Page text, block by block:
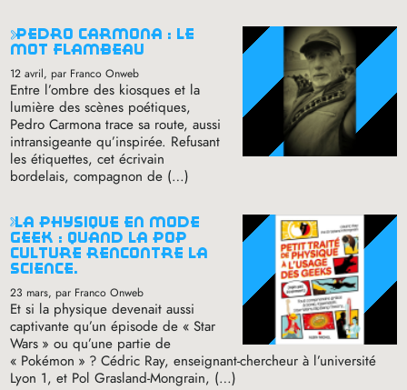
pedro carmona : le
mot flambeau
12 avril, par Franco Onweb
Entre l’ombre des kiosques et la
lumière des scènes poétiques,
Pedro Carmona trace sa route, aussi
intransigeante qu’inspirée. Refusant
les étiquettes, cet écrivain
bordelais, compagnon de (…)
la physique en mode
geek : quand la pop
culture rencontre la
science.
23 mars, par Franco Onweb
Et si la physique devenait aussi
captivante qu’un épisode de « Star
Wars » ou qu’une partie de
« Pokémon » ? Cédric Ray, enseignant-chercheur à l’université
Lyon 1, et Pol Grasland-Mongrain, (…)